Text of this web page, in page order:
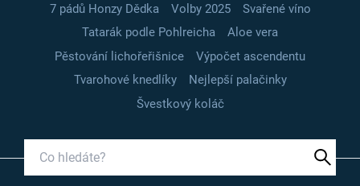
7 pádů Honzy Dědka
Volby 2025
Svařené víno
Tatarák podle Pohlreicha
Aloe vera
Pěstování lichořeřišnice
Výpočet ascendentu
Tvarohové knedlíky
Nejlepší palačinky
Švestkový koláč